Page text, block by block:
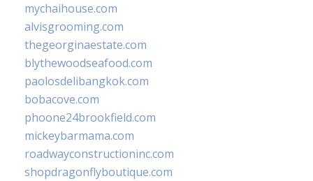
mychaihouse.com
alvisgrooming.com
thegeorginaestate.com
blythewoodseafood.com
paolosdelibangkok.com
bobacove.com
phoone24brookfield.com
mickeybarmama.com
roadwayconstructioninc.com
shopdragonflyboutique.com